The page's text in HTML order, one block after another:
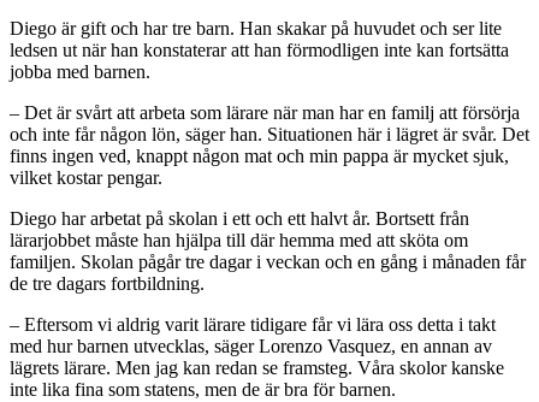
Diego är gift och har tre barn. Han skakar på huvudet och ser lite
ledsen ut när han konstaterar att han förmodligen inte kan fortsätta
jobba med barnen.
– Det är svårt att arbeta som lärare när man har en familj att försörja
och inte får någon lön, säger han. Situationen här i lägret är svår. Det
finns ingen ved, knappt någon mat och min pappa är mycket sjuk,
vilket kostar pengar.
Diego har arbetat på skolan i ett och ett halvt år. Bortsett från
lärarjobbet måste han hjälpa till där hemma med att sköta om
familjen. Skolan pågår tre dagar i veckan och en gång i månaden får
de tre dagars fortbildning.
– Eftersom vi aldrig varit lärare tidigare får vi lära oss detta i takt
med hur barnen utvecklas, säger Lorenzo Vasquez, en annan av
lägrets lärare. Men jag kan redan se framsteg. Våra skolor kanske
inte lika fina som statens, men de är bra för barnen.